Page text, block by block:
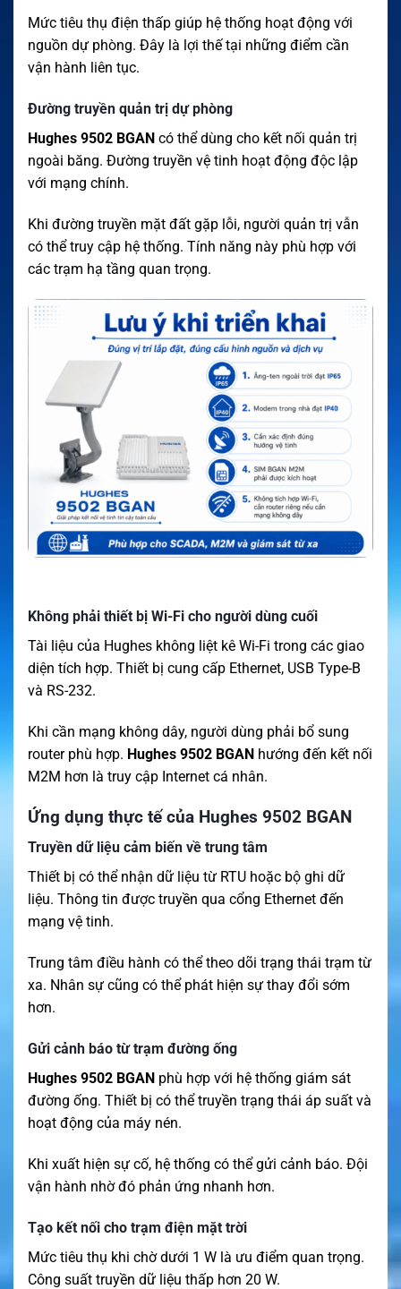
Mức tiêu thụ điện thấp giúp hệ thống hoạt động với
nguồn dự phòng. Đây là lợi thế tại những điểm cần
vận hành liên tục.
Đường truyền quản trị dự phòng
Hughes 9502 BGAN có thể dùng cho kết nối quản trị
ngoài băng. Đường truyền vệ tinh hoạt động độc lập
với mạng chính.
Khi đường truyền mặt đất gặp lỗi, người quản trị vẫn
có thể truy cập hệ thống. Tính năng này phù hợp với
các trạm hạ tầng quan trọng.
Không phải thiết bị Wi-Fi cho người dùng cuối
Tài liệu của Hughes không liệt kê Wi-Fi trong các giao
diện tích hợp. Thiết bị cung cấp Ethernet, USB Type-B
và RS-232.
Khi cần mạng không dây, người dùng phải bổ sung
router phù hợp. Hughes 9502 BGAN hướng đến kết nối
M2M hơn là truy cập Internet cá nhân.
Ứng dụng thực tế của Hughes 9502 BGAN
Truyền dữ liệu cảm biến về trung tâm
Thiết bị có thể nhận dữ liệu từ RTU hoặc bộ ghi dữ
liệu. Thông tin được truyền qua cổng Ethernet đến
mạng vệ tinh.
Trung tâm điều hành có thể theo dõi trạng thái trạm từ
xa. Nhân sự cũng có thể phát hiện sự thay đổi sớm
hơn.
Gửi cảnh báo từ trạm đường ống
Hughes 9502 BGAN phù hợp với hệ thống giám sát
đường ống. Thiết bị có thể truyền trạng thái áp suất và
hoạt động của máy nén.
Khi xuất hiện sự cố, hệ thống có thể gửi cảnh báo. Đội
vận hành nhờ đó phản ứng nhanh hơn.
Tạo kết nối cho trạm điện mặt trời
Mức tiêu thụ khi chờ dưới 1 W là ưu điểm quan trọng.
Công suất truyền dữ liệu thấp hơn 20 W.